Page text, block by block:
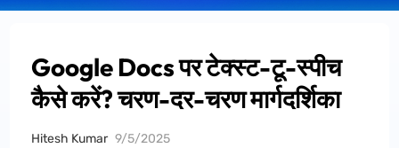
Google Docs पर टेक्स्ट-टू-स्पीच
कैसे करें? चरण-दर-चरण मार्गदर्शिका
Hitesh Kumar 9/5/2025